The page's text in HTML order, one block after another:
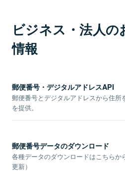
ビジネス・法人の
情報
郵便番号・デジタルアドレスAPI
郵便番号とデジタルアドレスから住所
を提供。
郵便番号データのダウンロード
各種データのダウンロードはこちらか
更新）